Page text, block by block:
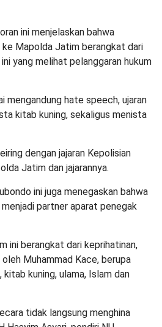
ini menjelaskan bahwa
ke Mapolda Jatim berangkat dari
yang melihat pelanggaran hukum
mengandung hate speech, ujaran
kitab kuning, sekaligus menista
dengan jajaran Kepolisian
Jatim dan jajarannya.
ini juga menegaskan bahwa
partner aparat penegak
ini berangkat dari keprihatinan,
Muhammad Kace, berupa
kuning, ulama, Islam dan
tidak langsung menghina